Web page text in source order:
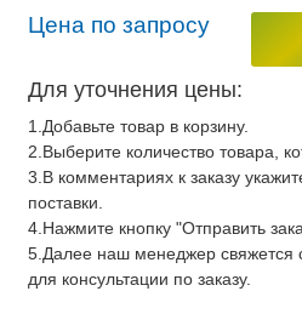
Цена по запросу
Для уточнения цены:
1.Добавьте товар в корзину.
2.Выберите количество товара,
3.В комментариях к заказу
поставки.
4.Нажмите кнопку "Отправить
5.Далее наш менеджер свяжется
для консультации по заказу.